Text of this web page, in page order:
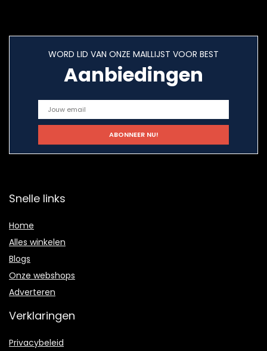
WORD LID VAN ONZE MAILLIJST VOOR BEST
Aanbiedingen
Snelle links
Home
Alles winkelen
Blogs
Onze webshops
Adverteren
Verklaringen
Privacybeleid